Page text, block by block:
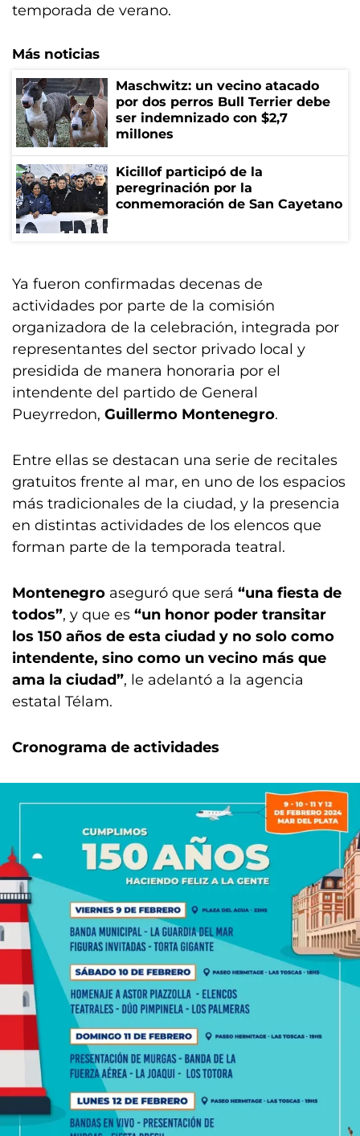
temporada de verano.
Más noticias
Maschwitz: un vecino atacado
por dos perros Bull Terrier debe
ser indemnizado con $2,7
millones
Kicillof participó de la
peregrinación por la
conmemoración de San Cayetano
Ya fueron confirmadas decenas de
actividades por parte de la comisión
organizadora de la celebración, integrada por
representantes del sector privado local y
presidida de manera honoraria por el
intendente del partido de General
Pueyrredon, Guillermo Montenegro.
Entre ellas se destacan una serie de recitales
gratuitos frente al mar, en uno de los espacios
más tradicionales de la ciudad, y la presencia
en distintas actividades de los elencos que
forman parte de la temporada teatral.
Montenegro aseguró que será “una fiesta de
todos”, y que es “un honor poder transitar
los 150 años de esta ciudad y no solo como
intendente, sino como un vecino más que
ama la ciudad”, le adelantó a la agencia
estatal Télam.
Cronograma de actividades